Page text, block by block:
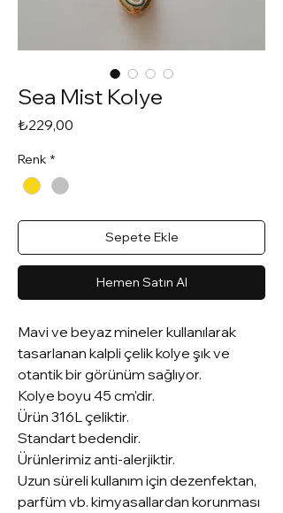
Sea Mist Kolye
₺229,00
Renk *
Sepete Ekle
Hemen Satın Al
Mavi ve beyaz mineler kullanılarak
tasarlanan kalpli çelik kolye şık ve
otantik bir görünüm sağlıyor.
Kolye boyu 45 cm'dir.
Ürün 316L çeliktir.
Standart bedendir.
Ürünlerimiz anti-alerjiktir.
Uzun süreli kullanım için dezenfektan,
parfüm vb. kimyasallardan korunması